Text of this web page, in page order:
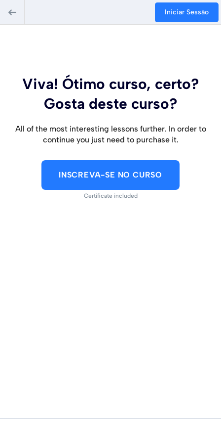
Iniciar Sessão
Viva! Ótimo curso, certo?
Gosta deste curso?
All of the most interesting lessons further. In order to
continue you just need to purchase it.
INSCREVA-SE NO CURSO
Certificate included